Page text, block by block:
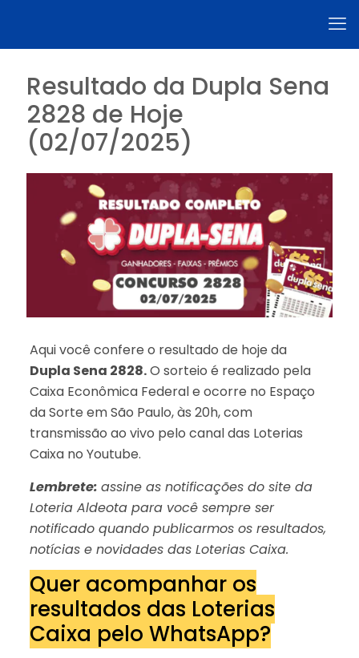
Resultado da Dupla Sena
2828 de Hoje
(02/07/2025)
Aqui você confere o resultado de hoje da
Dupla Sena 2828.O sorteio é realizado pela
Caixa Econômica Federal e ocorre no Espaço
da Sorte em São Paulo, às 20h, com
transmissão ao vivo pelo canal das Loterias
Caixa no Youtube.
Lembrete: assine as notificações do site da
Loteria Aldeota para você sempre ser
notificado quando publicarmos os resultados,
notícias e novidades das Loterias Caixa.
Quer acompanhar os
resultados das Loterias
Caixa pelo WhatsApp?